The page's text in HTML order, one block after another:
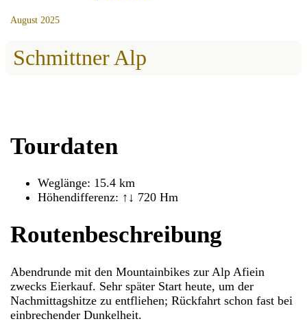
August 2025
Schmittner Alp
Tourdaten
Weglänge: 15.4 km
Höhendifferenz: ↑↓ 720 Hm
Routenbeschreibung
Abendrunde mit den Mountainbikes zur Alp Afiein
zwecks Eierkauf. Sehr später Start heute, um der
Nachmittagshitze zu entfliehen; Rückfahrt schon fast bei
einbrechender Dunkelheit.